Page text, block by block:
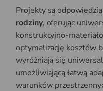
Projekty są
rodziny, oferując
konstrukcyjno-
optymalizację kosztów
wyróżniają się
umożliwiającą łatwą
warunków